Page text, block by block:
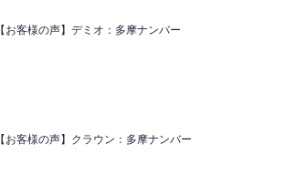
【お客様の声】デミオ：多摩ナンバー
【お客様の声】クラウン：多摩ナンバー